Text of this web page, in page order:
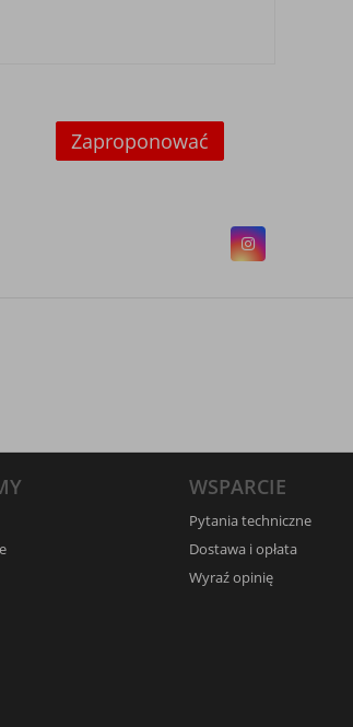
Zaproponować
WSPARCIE
Pytania techniczne
Dostawa i opłata
Wyraź opinię